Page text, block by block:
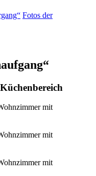
Fotos der